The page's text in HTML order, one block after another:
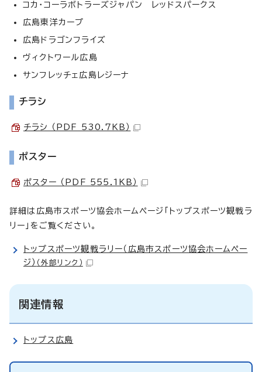
コカ・コーラボトラーズジャパン レッドスパークス
広島東洋カープ
広島ドラゴンフライズ
ヴィクトワール広島
サンフレッチェ広島レジーナ
チラシ
チラシ （PDF 530.7KB）
ポスター
ポスター （PDF 555.1KB）
詳細は広島市スポーツ協会ホームページ「トップスポーツ観戦ラ
リー」をご覧ください。
トップスポーツ観戦ラリー（広島市スポーツ協会ホームペー
ジ） （外部リンク）
関連情報
トップス広島